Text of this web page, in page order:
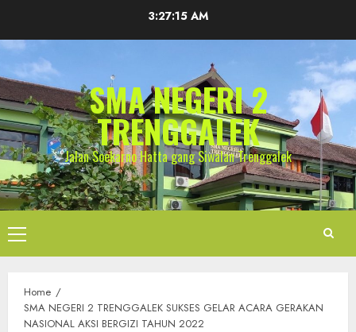
content
3:27:15 AM
SMA NEGERI 2
TRENGGALEK
Jalan Soekarno Hatta gang Siwalan Trenggalek
Primary
Menu
Home
SMA NEGERI 2 TRENGGALEK SUKSES GELAR ACARA GERAKAN
NASIONAL AKSI BERGIZI TAHUN 2022